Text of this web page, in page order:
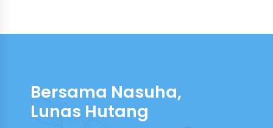
Bersama Nasuha,
Lunas Hutang